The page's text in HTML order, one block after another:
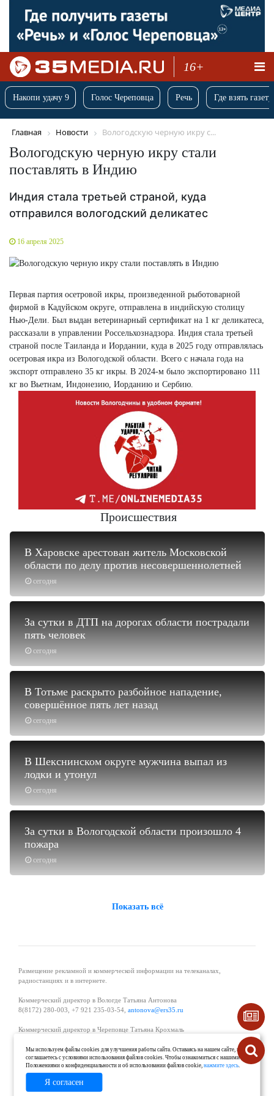
16+
Накопи удачу 9 Голос Череповца Речь Где взять
Главная Новости Вологодскую черную икру с...
Вологодскую черную икру стали
поставлять в Индию
Индия стала третьей страной, куда
отправился вологодский деликатес
16 апреля 2025
Первая партия осетровой икры, произведенной рыботоварной
фирмой в Кадуйском округе, отправлена в индийскую столицу
Нью-Дели. Был выдан ветеринарный сертификат на 1 кг деликатеса,
рассказали в управлении Россельхознадзора. Индия стала третьей
страной после Таиланда и Иордании, куда в 2025 году отправлялась
осетровая икра из Вологодской области. Всего с начала года на
экспорт отправлено 35 кг икры. В 2024-м было экспортировано 111
кг во Вьетнам, Индонезию, Иорданию и Сербию.
Происшествия
сегодня
В Харовске арестован житель Московской
области по делу против несовершеннолетней
сегодня
За сутки в ДТП на дорогах области пострадали
пять человек
сегодня
В Тотьме раскрыто разбойное нападение,
совершённое пять лет назад
сегодня
В Шекснинском округе мужчина выпал из
лодки и утонул
сегодня
За сутки в Вологодской области произошло 4
пожара
Показать всё
Размещение рекламной и коммерческой информации на телеканалах,
радиостанциях и в интернете.
Коммерческий директор в Вологде Татьяна Антонова
8(8172) 280-003, +7 921 235-03-54, antonova@ers35.ru
Коммерческий директор в Череповце Татьяна Крохмаль
Начальник отдела рекламы в Великом Устюге Екатерина Вьюжанина 8(81738)
2-04-44, +7 921 125-06-40,katrinv81@mail.ru
О проекте
Мы используем файлы cookies для улучшения работы сайта. Оставаясь на нашем сайте, вы
соглашаетесь с условиями использования файлов cookies. Чтобы ознакомиться с нашими
Положениями о конфиденциальности и об использовании файлов cookie,нажмите здесь.
Я согласен